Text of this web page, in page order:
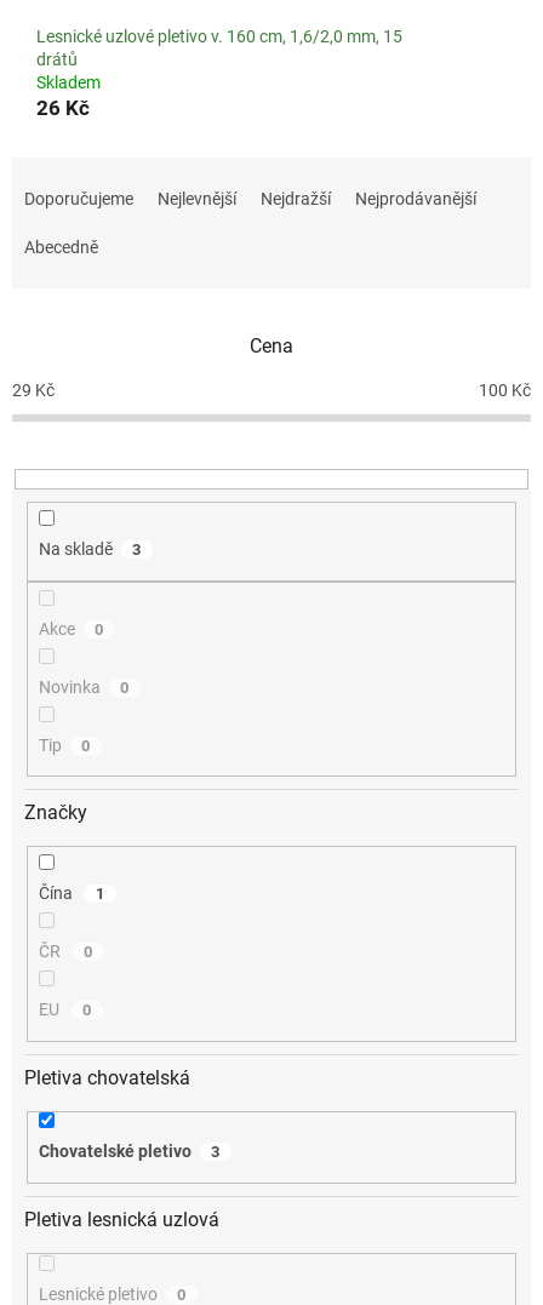
Lesnické uzlové pletivo v. 160 cm, 1,6/2,0 mm, 15
drátů
Skladem
26 Kč
o
d
k
t
Doporučujeme Nejlevnější Nejdražší Nejprodávanější
Abecedně
Cena
29 Kč 100 Kč
Na skladě 3
Akce 0
Novinka 0
Tip 0
Značky
Čína 1
ČR 0
EU 0
Pletiva chovatelská
Chovatelské pletivo 3
Pletiva lesnická uzlová
Lesnické pletivo 0